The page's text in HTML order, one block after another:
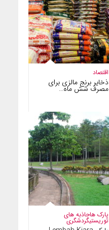
اقتصاد
ذخایر برنج مالزی برای
مصرف شش ماه…
پارک هاجاذبه های
توریستیگردشگری